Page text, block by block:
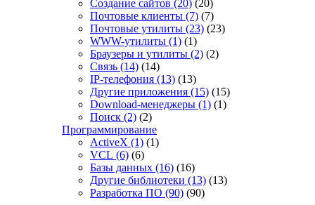
Создание сайтов (20) (20)
Почтовые клиенты (7) (7)
Почтовые утилиты (23) (23)
WWW-утилиты (1) (1)
Браузеры и утилиты (2) (2)
Связь (14) (14)
IP-телефония (13) (13)
Другие приложения (15) (15)
Download-менеджеры (1) (1)
Поиск (2) (2)
Программирование
ActiveX (1) (1)
VCL (6) (6)
Базы данных (16) (16)
Другие библиотеки (13) (13)
Разработка ПО (90) (90)